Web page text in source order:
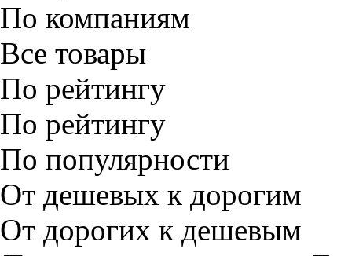
По компаниям
Все товары
По рейтингу
По рейтингу
По популярности
От дешевых к дорогим
От дорогих к дешевым